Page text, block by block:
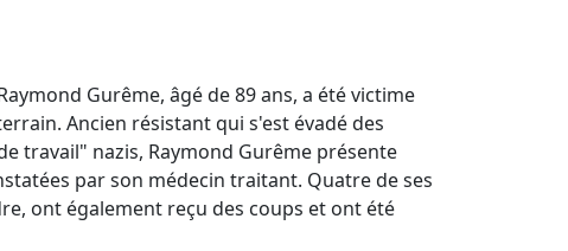
Gurême, âgé de 89 ans, a été victime
Ancien résistant qui s'est évadé des
travail" nazis, Raymond Gurême présente
par son médecin traitant. Quatre de ses
ont également reçu des coups et ont été